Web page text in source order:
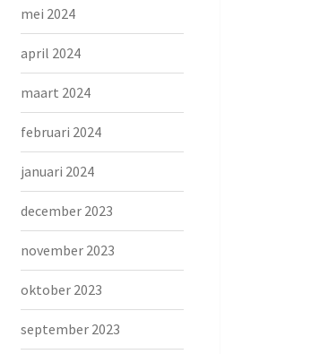
mei 2024
april 2024
maart 2024
februari 2024
januari 2024
december 2023
november 2023
oktober 2023
september 2023